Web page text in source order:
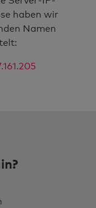
haben wir
Namen